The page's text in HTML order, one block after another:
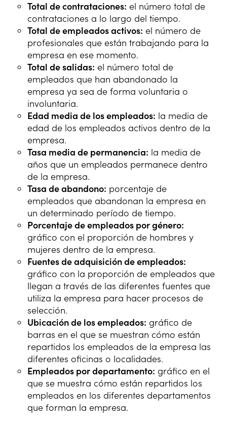
Total de contrataciones: el número total de
contrataciones a lo largo del tiempo.
Total de empleados activos: el número de
profesionales que están trabajando para la
empresa en ese momento.
Total de salidas: el número total de
empleados que han abandonado la
empresa ya sea de forma voluntaria o
involuntaria.
Edad media de los empleados: la media de
edad de los empleados activos dentro de la
empresa.
Tasa media de permanencia: la media de
años que un empleados permanece dentro
de la empresa.
Tasa de abandono: porcentaje de
empleados que abandonan la empresa en
un determinado período de tiempo.
Porcentaje de empleados por género:
gráfico con el proporción de hombres y
mujeres dentro de la empresa.
Fuentes de adquisición de empleados:
gráfico con la proporción de empleados que
llegan a través de las diferentes fuentes que
utiliza la empresa para hacer procesos de
selección.
Ubicación de los empleados: gráfico de
barras en el que se muestran cómo están
repartidos los empleados de la empresa las
diferentes oficinas o localidades.
Empleados por departamento: gráfico en el
que se muestra cómo están repartidos los
empleados en los diferentes departamentos
que forman la empresa.